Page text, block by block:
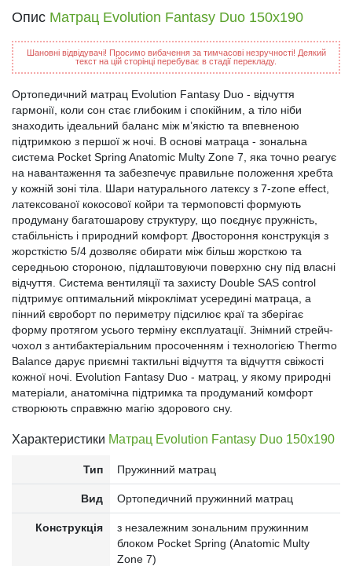
Опис Матрац Evolution Fantasy Duo 150х190
Шановні відвідувачі! Просимо вибачення за тимчасові незручності! Деякий
текст на цій сторінці перебуває в стадії перекладу.
Ортопедичний матрац Evolution Fantasy Duo - відчуття
гармонії, коли сон стає глибоким і спокійним, а тіло ніби
знаходить ідеальний баланс між м’якістю та впевненою
підтримкою з першої ж ночі. В основі матраца - зональна
система Pocket Spring Anatomic Multy Zone 7, яка точно реагує
на навантаження та забезпечує правильне положення хребта
у кожній зоні тіла. Шари натурального латексу з 7-zone effect,
латексованої кокосової койри та термоповсті формують
продуману багатошарову структуру, що поєднує пружність,
стабільність і природний комфорт. Двостороння конструкція з
жорсткістю 5/4 дозволяє обирати між більш жорсткою та
середньою стороною, підлаштовуючи поверхню сну під власні
відчуття. Система вентиляції та захисту Double SAS control
підтримує оптимальний мікроклімат усередині матраца, а
пінний євроборт по периметру підсилює краї та зберігає
форму протягом усього терміну експлуатації. Знімний стрейч-
чохол з антибактеріальним просоченням і технологією Thermo
Balance дарує приємні тактильні відчуття та відчуття свіжості
кожної ночі. Evolution Fantasy Duo - матрац, у якому природні
матеріали, анатомічна підтримка та продуманий комфорт
створюють справжню магію здорового сну.
Характеристики Матрац Evolution Fantasy Duo 150х190
Тип Пружинний матрац
Вид Ортопедичний пружинний матрац
Конструкція
з незалежним зональним пружинним
блоком Pocket Spring (Anatomic Multy
Zone 7)